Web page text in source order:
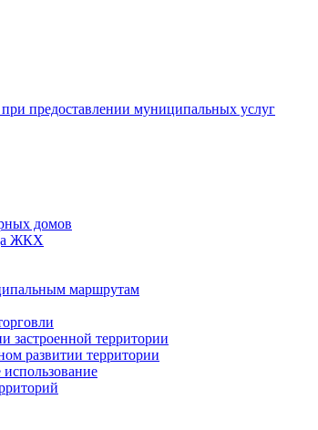
предоставлении муниципальных услуг
домов
ЖКХ
маршрутам
застроенной территории
развитии территории